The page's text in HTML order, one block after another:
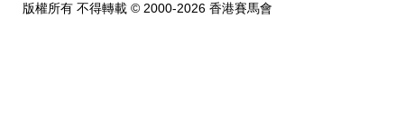
版權所有 不得轉載 © 2000-2026 香港賽馬會